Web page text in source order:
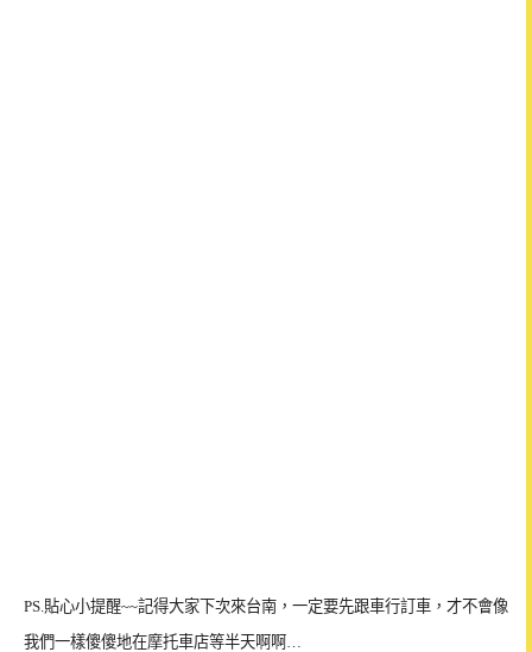
PS. 貼心小提醒~~記得大家下次來台南，一定要先跟車行訂車，才不會像
我們一樣傻傻地在摩托車店等半天啊啊…